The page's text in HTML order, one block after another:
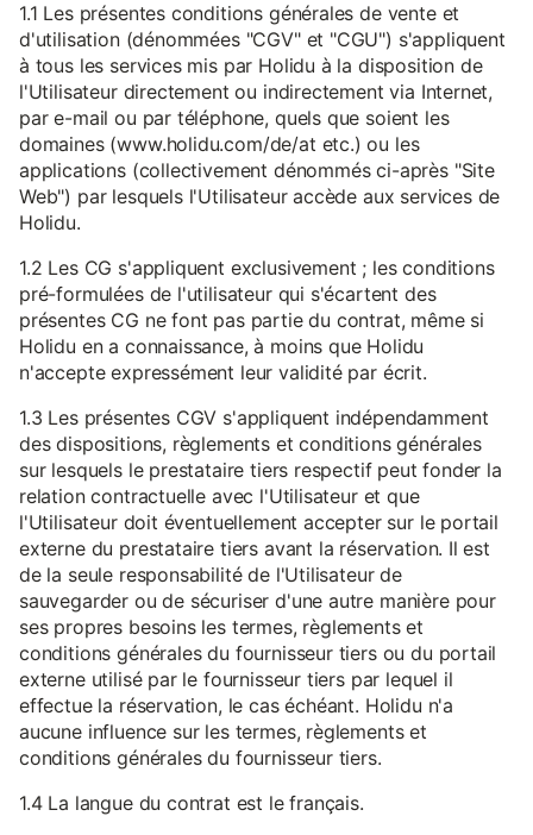
1.1 Les présentes conditions générales de vente et
d'utilisation (dénommées "CGV" et "CGU") s'appliquent
à tous les services mis par Holidu à la disposition de
l'Utilisateur directement ou indirectement via Internet,
par e-mail ou par téléphone, quels que soient les
domaines (www.holidu.com/de/at etc.) ou les
applications (collectivement dénommés ci-après "Site
Web") par lesquels l'Utilisateur accède aux services de
Holidu.
1.2 Les CG s'appliquent exclusivement ; les conditions
pré-formulées de l'utilisateur qui s'écartent des
présentes CG ne font pas partie du contrat, même si
Holidu en a connaissance, à moins que Holidu
n'accepte expressément leur validité par écrit.
1.3 Les présentes CGV s'appliquent indépendamment
des dispositions, règlements et conditions générales
sur lesquels le prestataire tiers respectif peut fonder la
relation contractuelle avec l'Utilisateur et que
l'Utilisateur doit éventuellement accepter sur le portail
externe du prestataire tiers avant la réservation. Il est
de la seule responsabilité de l'Utilisateur de
sauvegarder ou de sécuriser d'une autre manière pour
ses propres besoins les termes, règlements et
conditions générales du fournisseur tiers ou du portail
externe utilisé par le fournisseur tiers par lequel il
effectue la réservation, le cas échéant. Holidu n'a
aucune influence sur les termes, règlements et
conditions générales du fournisseur tiers.
1.4 La langue du contrat est le français.